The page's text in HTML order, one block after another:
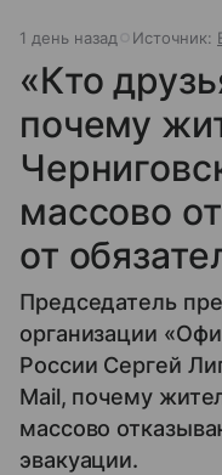
1 день назад Источник:
«Кто
почему
массово
от
Председатель
организации
России Сергей
Mail, почему
массово
эвакуации.